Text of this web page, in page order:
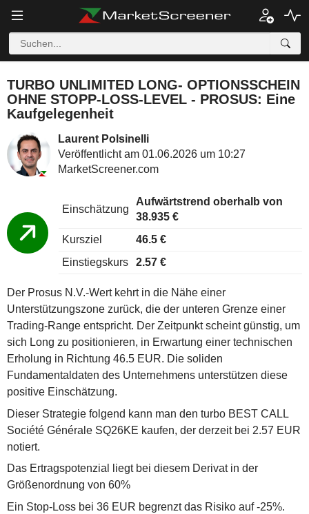
TURBO UNLIMITED LONG- OPTIONSSCHEIN
OHNE STOPP-LOSS-LEVEL - PROSUS: Eine
Kaufgelegenheit
Laurent Polsinelli
Veröffentlicht am 01.06.2026 um 10:27
MarketScreener.com
Einschätzung
Aufwärtstrend oberhalb von
38.935 €
Kursziel
46.5 €
Einstiegskurs
2.57 €
Der Prosus N.V.-Wert kehrt in die Nähe einer
Unterstützungszone zurück, die der unteren Grenze einer
Trading-Range entspricht. Der Zeitpunkt scheint günstig, um
sich Long zu positionieren, in Erwartung einer technischen
Erholung in Richtung 46.5 EUR. Die soliden
Fundamentaldaten des Unternehmens unterstützen diese
positive Einschätzung.
Dieser Strategie folgend kann man den turbo BEST CALL
Société Générale SQ26KE kaufen, der derzeit bei 2.57 EUR
notiert.
Das Ertragspotenzial liegt bei diesem Derivat in der
Größenordnung von 60%
Ein Stop-Loss bei 36 EUR begrenzt das Risiko auf -25%.